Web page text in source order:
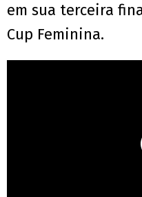
em sua terceira
Cup Feminina.